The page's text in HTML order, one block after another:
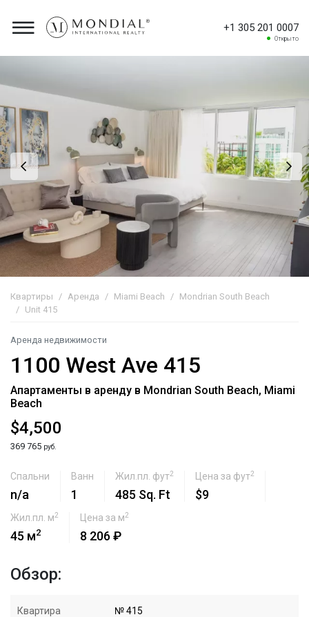
+1 305 201 0007
Открыто
Квартиры Аренда Miami Beach
Mondrian South Beach
Unit 415
Аренда недвижимости
1100 West Ave 415
Апартаменты в аренду в Mondrian South Beach, Miami
Beach
$4,500
369 765 руб.
Спальни
n/a
Ванн
1
Жил.пл. фут2
485 Sq. Ft
Цена за фут2
$9
Жил.пл. м2
45 м2
Цена за м2
8 206 ₽
Обзор:
Квартира № 415